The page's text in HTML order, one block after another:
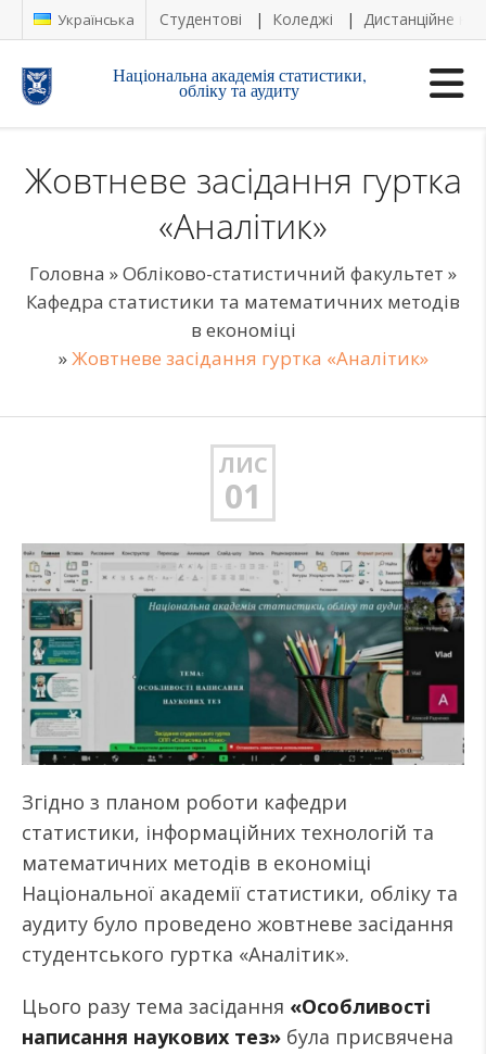
Українська Студентові Коледжі Дистанційне
Національна академія статистики,
обліку та аудиту
Жовтневе засідання гуртка
«Аналітик»
Головна »Обліково-статистичний факультет »
Кафедра статистики та математичних методів
в економіці
»Жовтневе засідання гуртка «Аналітик»
ЛИС
01
Згідно з планом роботи кафедри
статистики, інформаційних технологій та
математичних методів в економіці
Національної академії статистики, обліку та
аудиту було проведено жовтневе засідання
студентського гуртка «Аналітик».
Цього разу тема засідання «Особливості
написання наукових тез» була присвячена